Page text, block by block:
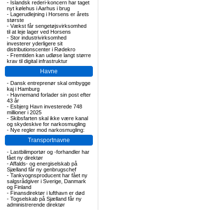
- Islandsk rederi-koncern har taget
nyt kølehus i Aarhus i brug
- Lagerudlejning i Horsens er årets
største
- Vækst får sengetøjsvirksomhed
til at leje lager ved Horsens
- Stor industrivirksomhed
investerer yderligere sit
distributionscenter i Rødekro
- Fremtiden kan udløse langt større
krav til digital infrastruktur
Havne
- Dansk entreprenør skal ombygge
kaj i Hamburg
- Havnemand forlader sin post efter
43 år
- Esbjerg Havn investerede 748
millioner i 2025
- Skibsfarten skal ikke være kanal
og skydeskive for narkosmugling
- Nye regler mod narkosmugling:
Transportnavne
- Lastbilimportør og -forhandler har
fået ny direktør
-Affalds- og energiselskab på
Sjælland får ny genbrugschef
- Tankvognsproducent har fået ny
salgsrådgiver i Sverige, Danmark
og Finland
- Finansdirektør i lufthavn er død
- Togselskab på Sjælland får ny
administrerende direktør